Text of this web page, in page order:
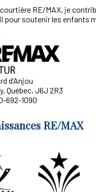
RE/MAX, je
pour soutenir les enfants
d’Anjou
Québec, J6J 2R3
692-1090
RE/MAX